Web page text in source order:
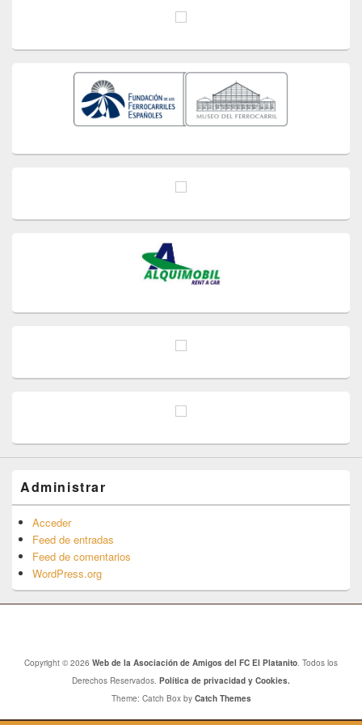
Administrar
Acceder
Feed de entradas
Feed de comentarios
WordPress.org
Copyright © 2026 Web de la Asociación de Amigos del FC El Platanito. Todos los
Derechos Reservados. Política de privacidad y Cookies.
Theme: Catch Box by Catch Themes